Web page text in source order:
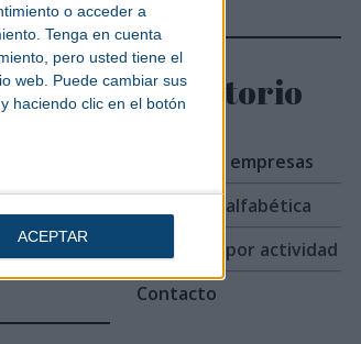
o acceder a
Tenga en cuenta
pero usted tiene el
web. Puede cambiar sus
haciendo clic en el botón
ACEPTAR
a FAD
Directorio
Listado de empresas
Búsqueda alfabética
Búsqueda por actividad
Contacto